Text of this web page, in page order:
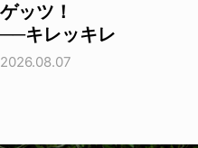
ゲッツ！
──キレッキレ
2026.08.07